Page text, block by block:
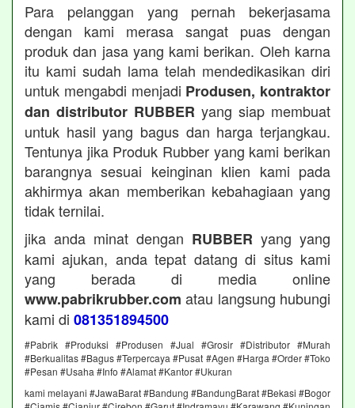
Para pelanggan yang pernah bekerjasama
dengan kami merasa sangat puas dengan
produk dan jasa yang kami berikan. Oleh karna
itu kami sudah lama telah mendedikasikan diri
untuk mengabdi menjadi Produsen, kontraktor
dan distributor RUBBER yang siap membuat
untuk hasil yang bagus dan harga terjangkau.
Tentunya jika Produk Rubber yang kami berikan
barangnya sesuai keinginan klien kami pada
akhirmya akan memberikan kebahagiaan yang
tidak ternilai.
jika anda minat dengan RUBBER yang yang
kami ajukan, anda tepat datang di situs kami
yang berada di media online
www.pabrikrubber.com atau langsung hubungi
kami di 081351894500
#Pabrik #Produksi #Produsen #Jual #Grosir #Distributor #Murah
#Berkualitas #Bagus #Terpercaya #Pusat #Agen #Harga #Order #Toko
#Pesan #Usaha #Info #Alamat #Kantor #Ukuran
kami melayani #JawaBarat #Bandung #BandungBarat #Bekasi #Bogor